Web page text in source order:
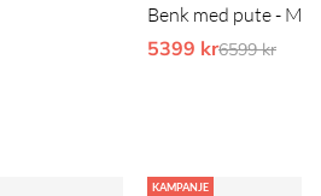
Benk med pute -
5399 krOrdinarie
6599 kr
KAMPANJE